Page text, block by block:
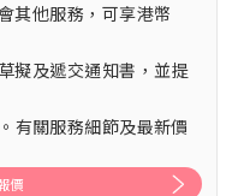
其他服務，可享港幣
擬及遞交通知書，並提
有關服務細節及最新價
價